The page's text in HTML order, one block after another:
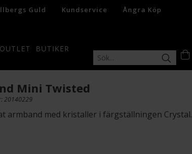
Guld Kundservice Ångra Köp
OUTLET
BUTIKER
Mini Twisted
20140229
armband med kristaller i färgställningen Crystal.